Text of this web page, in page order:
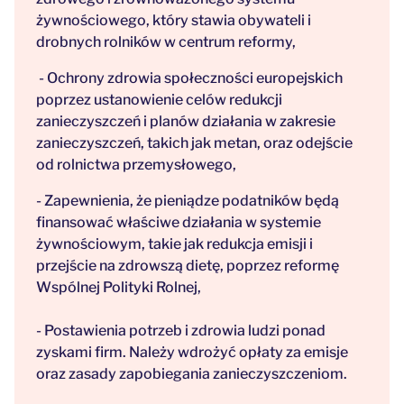
żywnościowego, który stawia obywateli i
drobnych rolników w centrum reformy,
- Ochrony zdrowia społeczności europejskich
poprzez ustanowienie celów redukcji
zanieczyszczeń i planów działania w zakresie
zanieczyszczeń, takich jak metan, oraz odejście
od rolnictwa przemysłowego,
- Zapewnienia, że pieniądze podatników będą
finansować właściwe działania w systemie
żywnościowym, takie jak redukcja emisji i
przejście na zdrowszą dietę, poprzez reformę
Wspólnej Polityki Rolnej,
- Postawienia potrzeb i zdrowia ludzi ponad
zyskami firm. Należy wdrożyć opłaty za emisje
oraz zasady zapobiegania zanieczyszczeniom.